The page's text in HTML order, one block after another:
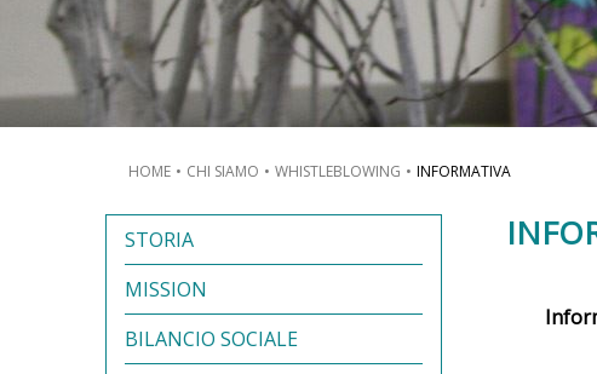
HOME CHI SIAMO WHISTLEBLOWING INFORMATIVA
STORIA
MISSION
BILANCIO SOCIALE